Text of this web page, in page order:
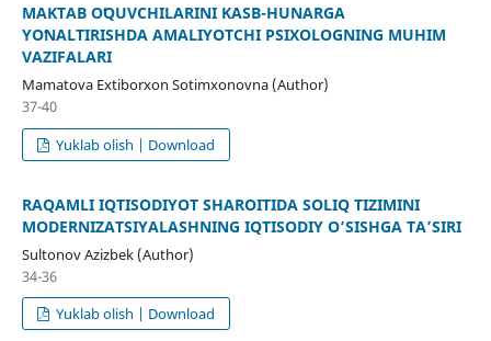
MAKTAB OʻQUVCHILARINI KASB-HUNARGA
YOʻNALTIRISHDA AMALIYOTCHI PSIXOLOGNING MUHIM
VAZIFALARI
Mamatova Extiborxon Sotimxonovna (Author)
37-40
Yuklab olish | Download
RAQAMLI IQTISODIYOT SHAROITIDA SOLIQ TIZIMINI
MODERNIZATSIYALASHNING IQTISODIY O‘SISHGA TA’SIRI
Sultonov Azizbek (Author)
34-36
Yuklab olish | Download